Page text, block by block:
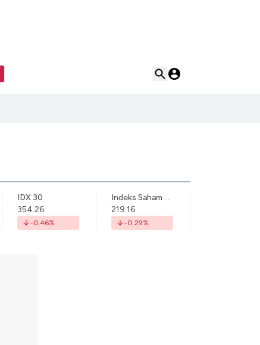
IDX 30
354.26
-0.46%
Indeks Saham Syariah Indonesia
219.16
-0.29%